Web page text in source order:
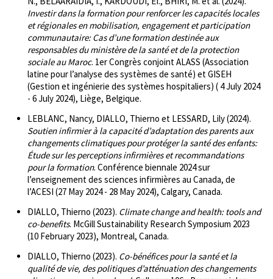
Investir dans la formation pour renforcer les capacités locales
et régionales en mobilisation, engagement et participation
communautaire: Cas d’une formation destinée aux
responsables du ministère de la santé et de la protection
sociale au Maroc. 1er Congrès conjoint ALASS (Association
latine pour l’analyse des systèmes de santé) et GISEH
(Gestion et ingénierie des systèmes hospitaliers) ( 4 July 2024
- 6 July 2024), Liège, Belgique.
LEBLANC, Nancy, DIALLO, Thierno et LESSARD, Lily (2024).
Soutien infirmier à la capacité d’adaptation des parents aux
changements climatiques pour protéger la santé des enfants:
Étude sur les perceptions infirmières et recommandations
pour la formation. Conférence biennale 2024 sur
l’enseignement des sciences infirmières au Canada, de
l’ACESI (27 May 2024 - 28 May 2024), Calgary, Canada.
DIALLO, Thierno (2023). Climate change and health: tools and
co-benefits. McGill Sustainability Research Symposium 2023
(10 February 2023), Montreal, Canada.
DIALLO, Thierno (2023). Co-bénéfices pour la santé et la
qualité de vie, des politiques d’atténuation des changements